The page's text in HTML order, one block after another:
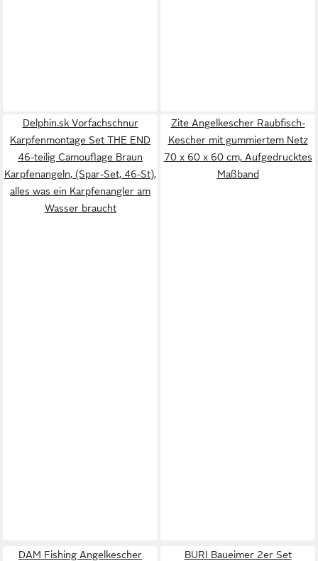
Delphin.sk Vorfachschnur
Karpfenmontage Set THE END
46-teilig Camouflage Braun
Karpfenangeln, (Spar-Set, 46-St),
alles was ein Karpfenangler am
Wasser braucht
Zite Angelkescher Raubfisch-
Kescher mit gummiertem Netz
70 x 60 x 60 cm, Aufgedrucktes
Maßband
DAM Fishing Angelkescher
BURI Baueimer 2er Set